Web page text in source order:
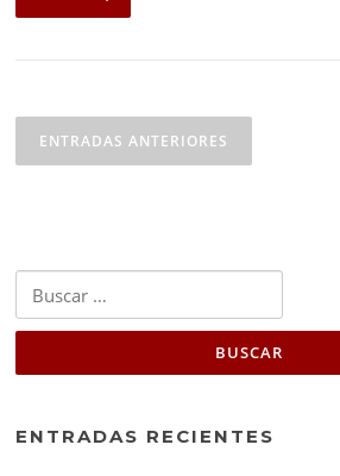
de
entradas
ENTRADAS ANTERIORES
ENTRADAS RECIENTES